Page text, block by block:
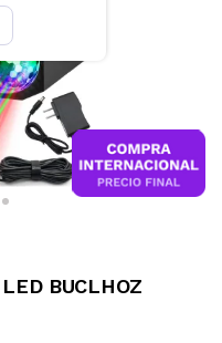
BUCLHOZ